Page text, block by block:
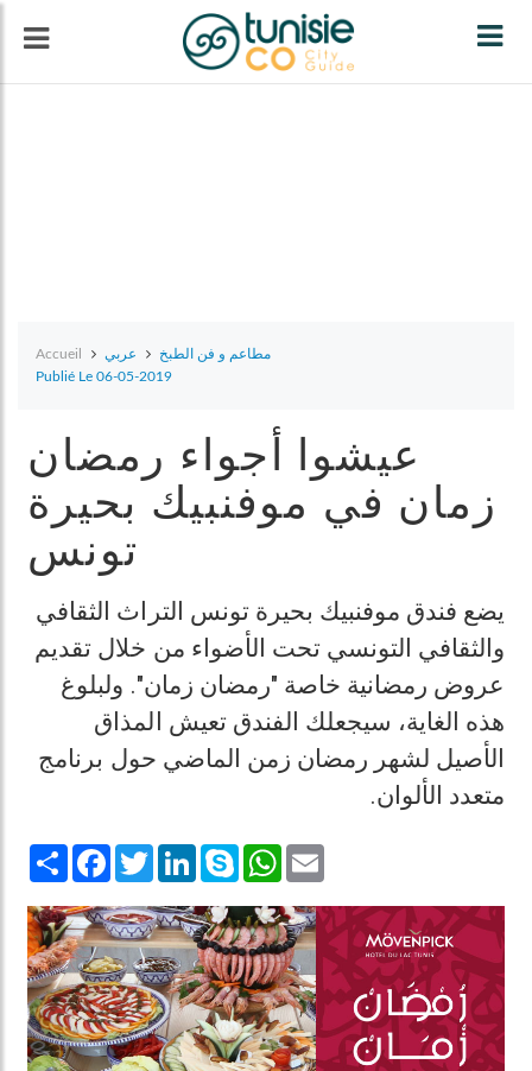
Accueil عربي
مطاعم و فن الطبخ
Publié Le 06-05-2019
عيشوا أجواء رمضان
زمان في موفنبيك بحيرة
تونس
يضع فندق موفنبيك بحيرة تونس التراث الثقافي
والثقافي التونسي تحت الأضواء من خلال تقديم
عروض رمضانية خاصة "رمضان زمان". ولبلوغ
هذه الغاية، سيجعلك الفندق تعيش المذاق
الأصيل لشهر رمضان زمن الماضي حول برنامج
متعدد الألوان.
Share Facebook
TwitterLinkedInSkype WhatsApp